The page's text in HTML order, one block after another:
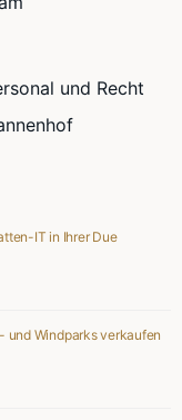
und Recht
IT in Ihrer Due
und Windparks verkaufen